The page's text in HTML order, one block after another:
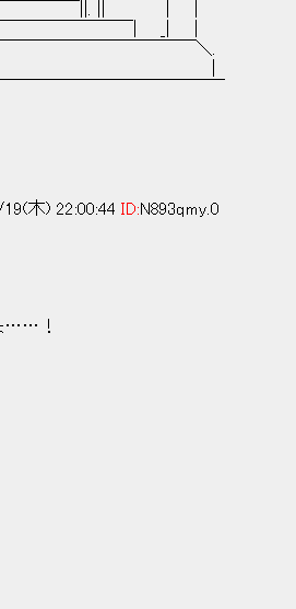
￣￣||. || | |
￣￣￣￣￣| _| |
￣￣￣￣￣￣￣￣￣＼.
木) 22:00:44 ID:N893qmy.0
……！